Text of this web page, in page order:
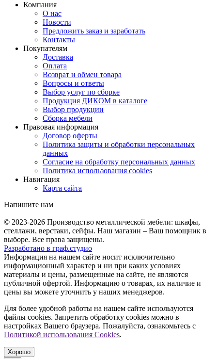
Компания
О нас
Новости
Предложить заказ и заработать
Контакты
Покупателям
Доставка
Оплата
Возврат и обмен товара
Вопросы и ответы
Выбор услуг по сборке
Продукция ДИКОМ в каталоге
Выбор продукции
Сборка мебели
Правовая информация
Договор оферты
Политика защиты и обработки персональных
данных
Согласие на обработку персональных данных
Политика использования cookies
Навигация
Карта сайта
Напишите нам
© 2023-2026 Производство металлической мебели: шкафы,
стеллажи, верстаки, сейфы. Наш магазин – Ваш помощник в
выборе. Все права защищены.
Разработано в граф.студио
Информация на нашем сайте носит исключительно
информационный характер и ни при каких условиях
материалы и цены, размещенные на сайте, не являются
публичной офертой. Информацию о товарах, их наличие и
цены вы можете уточнить у наших менеджеров.
Для более удобной работы на нашем сайте используются
файлы сookies. Запретить обработку cookies можно в
настройках Вашего браузера. Пожалуйста, ознакомьтесь с
Политикой использования Cookies.
Хорошо